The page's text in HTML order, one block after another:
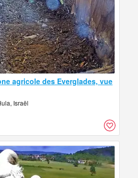
agricole des Everglades, vue
Israël